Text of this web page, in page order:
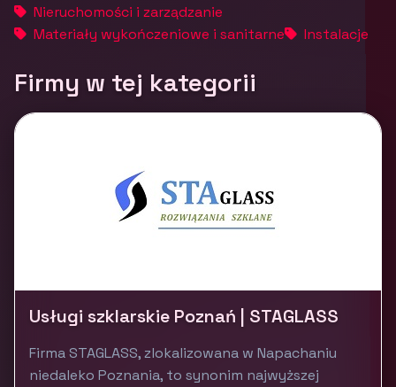
Nieruchomości i zarządzanie
Materiały wykończeniowe i sanitarne
Instalacje
Firmy w tej kategorii
Usługi szklarskie Poznań | STAGLASS
Firma STAGLASS, zlokalizowana w Napachaniu
niedaleko Poznania, to synonim najwyższej